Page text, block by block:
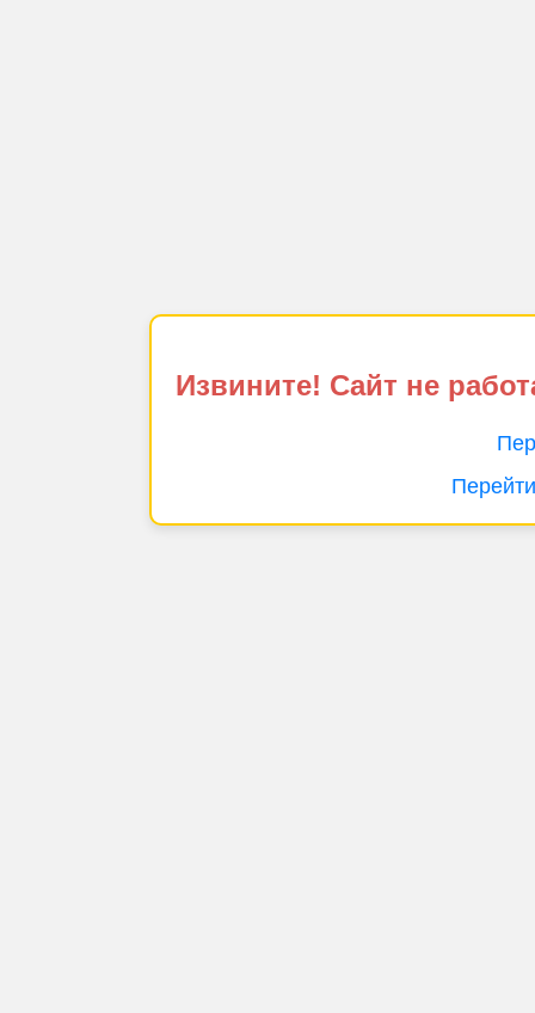
Извините! Сайт не